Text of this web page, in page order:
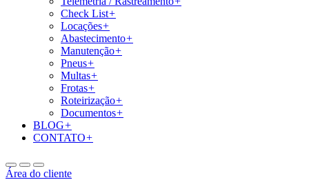
Check List+
Locações+
Abastecimento+
Manutenção+
Pneus+
Multas+
Frotas+
Roteirização+
Documentos+
BLOG+
CONTATO+
Área do cliente